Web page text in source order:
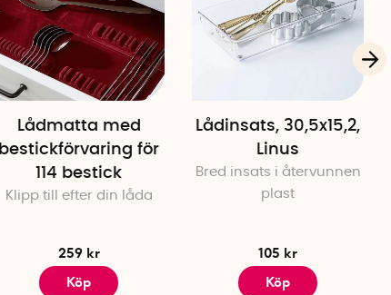
Lådmatta med
bestickförvaring för
114 bestick
Klipp till efter din låda
259 kr
Köp
Lådinsats, 30,5x15,2,
Linus
Bred insats i återvunnen
plast
105 kr
Köp